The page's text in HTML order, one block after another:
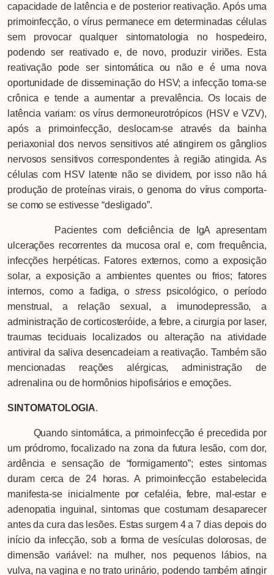
capacidade de latência e de posterior reativação. Após uma
primoinfecção, o vírus permanece em determinadas células
sem provocar qualquer sintomatologia no hospedeiro,
podendo ser reativado e, de novo, produzir viriões. Esta
reativação pode ser sintomática ou não e é uma nova
oportunidade de disseminação do HSV; a infecção torna-se
crônica e tende a aumentar a prevalência. Os locais de
latência variam: os vírus dermoneurotrópicos (HSV e VZV),
após a primoinfecção, deslocam-se através da bainha
periaxonial dos nervos sensitivos até atingirem os gânglios
nervosos sensitivos correspondentes à região atingida. As
células com HSV latente não se dividem, por isso não há
produção de proteínas virais, o genoma do vírus comporta-
se como se estivesse “desligado”.
Pacientes com deficiência de IgA apresentam
ulcerações recorrentes da mucosa oral e, com frequência,
infecções herpéticas. Fatores externos, como a exposição
solar, a exposição a ambientes quentes ou frios; fatores
internos, como a fadiga, ostress psicológico, o período
menstrual, a relação sexual, a imunodepressão, a
administração de corticosteróide, a febre, a cirurgia por laser,
traumas teciduais localizados ou alteração na atividade
antiviral da saliva desencadeiam a reativação. Também são
mencionadas reações alérgicas, administração de
adrenalina ou de hormônios hipofisários e emoções.
SINTOMATOLOGIA.
Quando sintomática, a primoinfecção é precedida por
um pródromo, focalizado na zona da futura lesão, com dor,
ardência e sensação de “formigamento”; estes sintomas
duram cerca de 24 horas. A primoinfecção estabelecida
manifesta-se inicialmente por cefaléia, febre, mal-estar e
adenopatia inguinal, sintomas que costumam desaparecer
antes da cura das lesões. Estas surgem 4 a 7 dias depois do
início da infecção, sob a forma de vesículas dolorosas, de
dimensão variável: na mulher, nos pequenos lábios, na
vulva, na vagina e no trato urinário, podendo também atingir